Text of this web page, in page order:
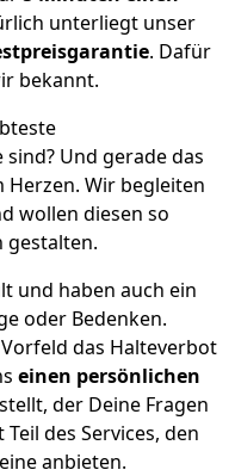
unterliegt unser
. Dafür
bekannt.
Und gerade das
Wir begleiten
wollen diesen so
gestalten.
und haben auch ein
oder Bedenken.
das Halteverbot
einen persönlichen
der Deine Fragen
des Services, den
anbieten.